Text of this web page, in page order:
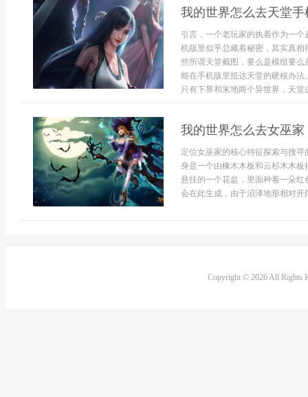
我的世界怎么去天堂
引言，一个老玩家的执着作为一
机版里似乎总藏着秘密，其实真
些所谓天堂截图，要么是模组要
能在手机版里抵达天堂的硬核办
只有下界和末地两个异世界，天堂
我的世界怎么去女巫
定位女巫家的核心特征探索与搜
身是一个由橡木木板和云杉木木
悬挂的一个花盆，里面种着一朵
会在此生成，由于沼泽地形相对
Copyright © 2026 All Rights